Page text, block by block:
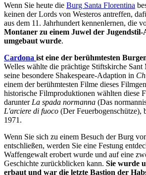
Wenn Sie heute die Burg Santa Florentina
keinen der Lords von Westeros antreffen,
aus dem 11. Jahrhundert kennenlernen, die
Montaner zu einem Juwel der
umgebaut wurde.
Cardona ist eine der berühmtesten
Welles wählte die prächtige Stiftskirche
seine besondere Shakespeare-Adaption in
einem der berühmtesten Filme dieses
historische Filmproduktionen wählten diese
darunter La spada normanna (Das
L'arciere di fuoco (Der Feuerbogenschütze),
1971.
Wenn Sie sich zu einem Besuch der Burg
entschließen, werden Sie eine Festung
Waffengewalt erobert wurde und auf eine
Geschichte zurückblicken kann. Sie wurde
erbaut und war die letzte Bastion der